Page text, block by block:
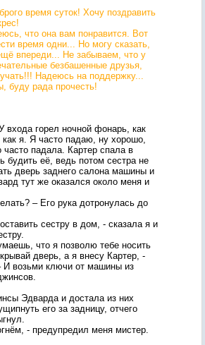
время суток! Хочу поздравить
что она вам понравится. Вот
время одни... Но могу сказать,
впереди... Не забываем, что у
безбашенные друзья,
Надеюсь на поддержку...
буду рада прочесть!
горел ночной фонарь, как
я. Я часто падаю, ну хорошо,
часто падала. Картер спала в
будить её, ведь потом сестра не
дверь заднего салона машины и
тут же оказался около меня и
– Его рука дотронулась до
сестру в дом, - сказала я и
что я позволю тебе носить
дверь, а я внесу Картер, -
И возьми ключи от машины из
Эдварда и достала из них
его за задницу, отчего
- предупредил меня мистер.